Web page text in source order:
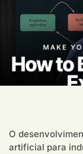
O
artificial para